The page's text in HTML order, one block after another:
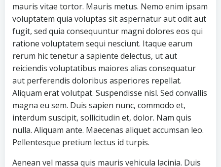
mauris vitae tortor. Mauris metus. Nemo enim ipsam
voluptatem quia voluptas sit aspernatur aut odit aut
fugit, sed quia consequuntur magni dolores eos qui
ratione voluptatem sequi nesciunt. Itaque earum
rerum hic tenetur a sapiente delectus, ut aut
reiciendis voluptatibus maiores alias consequatur
aut perferendis doloribus asperiores repellat.
Aliquam erat volutpat. Suspendisse nisl. Sed convallis
magna eu sem. Duis sapien nunc, commodo et,
interdum suscipit, sollicitudin et, dolor. Nam quis
nulla. Aliquam ante. Maecenas aliquet accumsan leo.
Pellentesque pretium lectus id turpis.
Aenean vel massa quis mauris vehicula lacinia. Duis